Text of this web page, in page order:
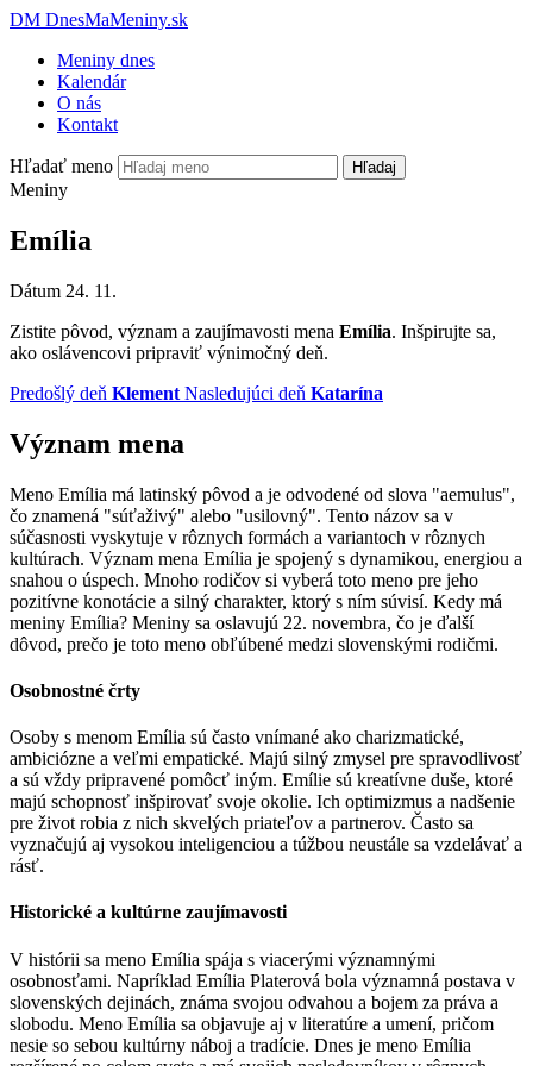
DM DnesMaMeniny.sk
Meniny dnes
Kalendár
O nás
Kontakt
Hľadať meno Hľadaj
Meniny
Emília
Dátum 24. 11.
Zistite pôvod, význam a zaujímavosti mena Emília. Inšpirujte sa,
ako oslávencovi pripraviť výnimočný deň.
Predošlý deň Klement Nasledujúci deň Katarína
Význam mena
Meno Emília má latinský pôvod a je odvodené od slova "aemulus",
čo znamená "súťaživý" alebo "usilovný". Tento názov sa v
súčasnosti vyskytuje v rôznych formách a variantoch v rôznych
kultúrach. Význam mena Emília je spojený s dynamikou, energiou a
snahou o úspech. Mnoho rodičov si vyberá toto meno pre jeho
pozitívne konotácie a silný charakter, ktorý s ním súvisí. Kedy má
meniny Emília? Meniny sa oslavujú 22. novembra, čo je ďalší
dôvod, prečo je toto meno obľúbené medzi slovenskými rodičmi.
Osobnostné črty
Osoby s menom Emília sú často vnímané ako charizmatické,
ambiciózne a veľmi empatické. Majú silný zmysel pre spravodlivosť
a sú vždy pripravené pomôcť iným. Emílie sú kreatívne duše, ktoré
majú schopnosť inšpirovať svoje okolie. Ich optimizmus a nadšenie
pre život robia z nich skvelých priateľov a partnerov. Často sa
vyznačujú aj vysokou inteligenciou a túžbou neustále sa vzdelávať a
rásť.
Historické a kultúrne zaujímavosti
V histórii sa meno Emília spája s viacerými významnými
osobnosťami. Napríklad Emília Platerová bola významná postava v
slovenských dejinách, známa svojou odvahou a bojem za práva a
slobodu. Meno Emília sa objavuje aj v literatúre a umení, pričom
nesie so sebou kultúrny náboj a tradície. Dnes je meno Emília